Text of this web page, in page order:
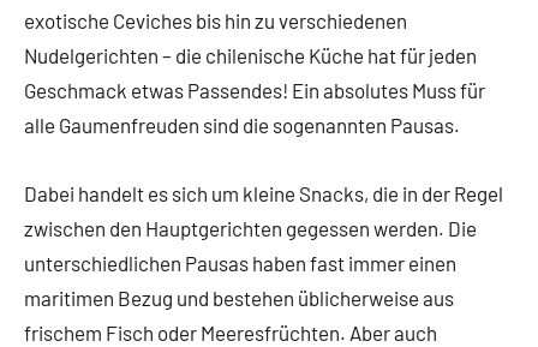
exotische Ceviches bis hin zu verschiedenen
Nudelgerichten – die chilenische Küche hat für jeden
Geschmack etwas Passendes! Ein absolutes Muss für
alle Gaumenfreuden sind die sogenannten Pausas.
Dabei handelt es sich um kleine Snacks, die in der Regel
zwischen den Hauptgerichten gegessen werden. Die
unterschiedlichen Pausas haben fast immer einen
maritimen Bezug und bestehen üblicherweise aus
frischem Fisch oder Meeresfrüchten. Aber auch